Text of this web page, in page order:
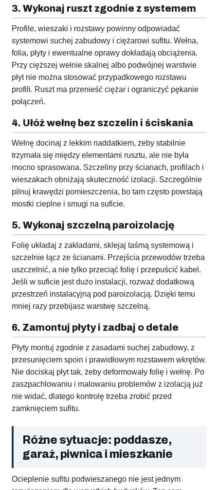
3. Wykonaj ruszt zgodnie z systemem
Profile, wieszaki i rozstawy powinny odpowiadać
systemowi suchej zabudowy i ciężarowi sufitu. Wełna,
folia, płyty i ewentualne oprawy dokładają obciążenia.
Przy cięższej wełnie skalnej albo podwójnej warstwie
płyt nie można stosować przypadkowego rozstawu
profili. Ruszt ma przenieść ciężar i ograniczyć pękanie
połączeń.
4. Ułóż wełnę bez szczelin i ściskania
Wełnę docinaj z lekkim naddatkiem, żeby stabilnie
trzymała się między elementami rusztu, ale nie była
mocno sprasowana. Szczeliny przy ścianach, profilach i
wieszakach obniżają skuteczność izolacji. Szczególnie
pilnuj krawędzi pomieszczenia, bo tam często powstają
mostki cieplne i smugi na suficie.
5. Wykonaj szczelną paroizolację
Folię układaj z zakładami, sklejaj taśmą systemową i
szczelnie łącz ze ścianami. Przejścia przewodów trzeba
uszczelnić, a nie tylko przeciąć folię i przepuścić kabel.
Jeśli w suficie jest dużo instalacji, rozważ dodatkową
przestrzeń instalacyjną pod paroizolacją. Dzięki temu
mniej razy przebijasz warstwę szczelną.
6. Zamontuj płyty i zadbaj o detale
Płyty montuj zgodnie z zasadami suchej zabudowy, z
przesunięciem spoin i prawidłowym rozstawem wkrętów.
Nie dociskaj płyt tak, żeby deformowały folię i wełnę. Po
zaszpachlowaniu i malowaniu problemów z izolacją już
nie widać, dlatego kontrolę trzeba zrobić przed
zamknięciem sufitu.
Różne sytuacje: poddasze,
garaż, piwnica i mieszkanie
Ocieplenie sufitu podwieszanego nie jest jednym